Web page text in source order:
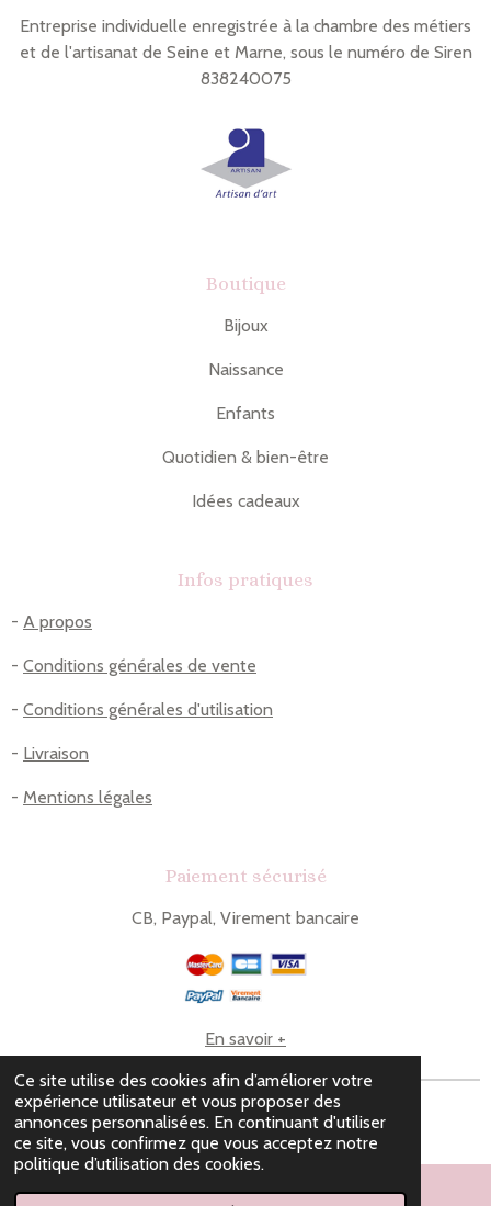
Ce site utilise des cookies afin d’améliorer votre
expérience utilisateur et vous proposer des
annonces personnalisées. En continuant d'utiliser
ce site, vous confirmez que vous acceptez notre
politique d’utilisation des cookies.
Entreprise individuelle enregistrée à la chambre des métiers
et de l'artisanat de Seine et Marne, sous le numéro de Siren
838240075
Boutique
Bijoux
Naissance
Enfants
Quotidien & bien-être
Idées cadeaux
Infos pratiques
- A propos
- Conditions générales de vente
- Conditions générales d'utilisation
- Livraison
- Mentions légales
Paiement sécurisé
CB, Paypal, Virement bancaire
En savoir +
© 2023 - 2026 Le comptoir de Lou
Propulsé parWebador